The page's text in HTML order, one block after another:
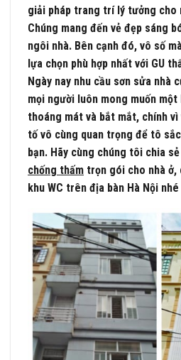
giải pháp trang trí lý tưởng cho
Chúng mang đến vẻ đẹp sáng
ngôi nhà. Bên cạnh đó, vô số
lựa chọn phù hợp nhất với GU
Ngày nay nhu cầu sơn sửa nhà
mọi người luôn mong muốn
thoáng mát và bắt mắt, chính vì
tố vô cùng quan trọng để tô
bạn. Hãy cùng chúng tôi chia
chống thấm trọn gói cho nhà ở,
khu WC trên địa bàn Hà Nội